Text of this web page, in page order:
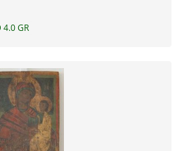
4.0 GR